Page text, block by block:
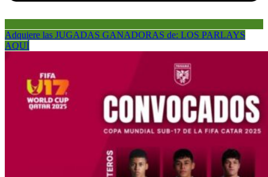
Adquiere las JUGADAS GANADORAS de: LOS PARLAYS
AQUÍ